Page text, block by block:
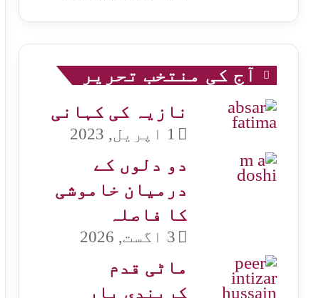
آج کی منتخب تحریر
نازیہ کی کہانی
1 اپریل, 2023
دو دلوں کے
درمیان خاموشی
کا فاصلہ
3 اگست, 2026
ماٹی قدم
کریندی یار